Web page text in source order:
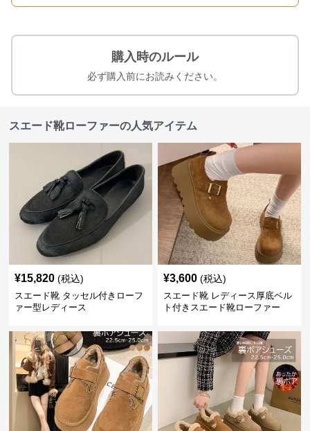
購入時のルール
必ず購入前にお読みください。
スエード靴ローファーの人気アイテム
¥15,820 (税込)
スエード靴 タッセル付きローフ
ァー型レディース
¥3,600 (税込)
スエード靴 レディース厚底ベル
ト付きスエード靴ローファー